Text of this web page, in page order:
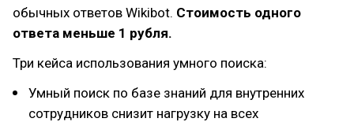
обычных ответов Wikibot. Стоимость одного
ответа меньше 1 рубля.
Три кейса использования умного поиска:
Умный поиск по базе знаний для внутренних
сотрудников снизит нагрузку на всех